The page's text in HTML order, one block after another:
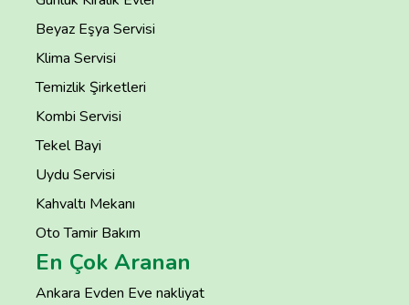
Beyaz Eşya Servisi
Klima Servisi
Temizlik Şirketleri
Kombi Servisi
Tekel Bayi
Uydu Servisi
Kahvaltı Mekanı
Oto Tamir Bakım
En Çok Aranan
Ankara Evden Eve nakliyat